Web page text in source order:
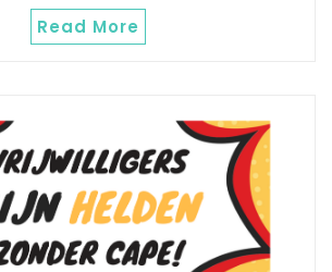
Read More